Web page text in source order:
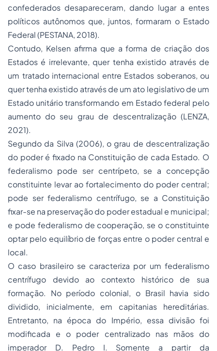
confederados desapareceram, dando lugar a entes
políticos autônomos que, juntos, formaram o Estado
Federal (PESTANA, 2018).
Contudo, Kelsen afirma que a forma de criação dos
Estados é irrelevante, quer tenha existido através de
um tratado internacional entre Estados soberanos, ou
quer tenha existido através de um ato legislativo de um
Estado unitário transformando em Estado federal pelo
aumento do seu grau de descentralização (LENZA,
2021).
Segundo da Silva (2006), o grau de descentralização
do poder é fixado na Constituição de cada Estado. O
federalismo pode ser centrípeto, se a concepção
constituinte levar ao fortalecimento do poder central;
pode ser federalismo centrífugo, se a Constituição
fixar-se na preservação do poder estadual e municipal;
e pode federalismo de cooperação, se o constituinte
optar pelo equilíbrio de forças entre o poder central e
local.
O caso brasileiro se caracteriza por um federalismo
centrífugo devido ao contexto histórico de sua
formação. No período colonial, o Brasil havia sido
dividido, inicialmente, em capitanias hereditárias.
Entretanto, na época do Império, essa divisão foi
modificada e o poder centralizado nas mãos do
imperador D. Pedro I. Somente a partir da